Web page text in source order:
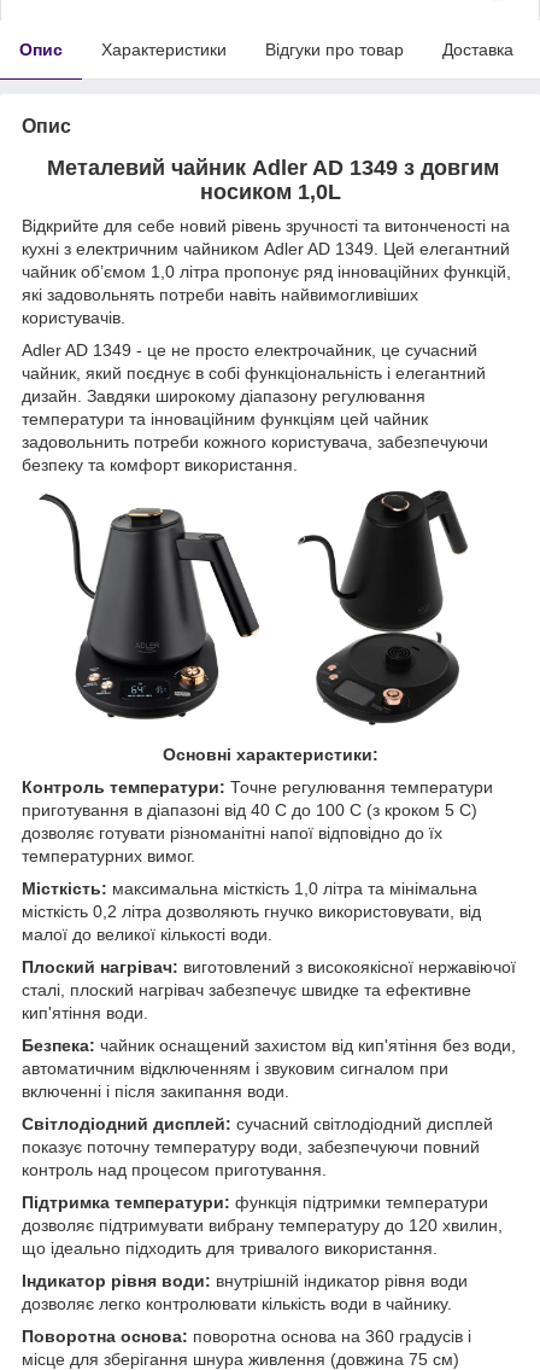
Опис Характеристики Відгуки про товар Доставка
Опис
Металевий чайник Adler AD 1349 з довгим
носиком 1,0L
Відкрийте для себе новий рівень зручності та витонченості на
кухні з електричним чайником Adler AD 1349. Цей елегантний
чайник об’ємом 1,0 літра пропонує ряд інноваційних функцій,
які задовольнять потреби навіть найвимогливіших
користувачів.
Adler AD 1349 - це не просто електрочайник, це сучасний
чайник, який поєднує в собі функціональність і елегантний
дизайн. Завдяки широкому діапазону регулювання
температури та інноваційним функціям цей чайник
задовольнить потреби кожного користувача, забезпечуючи
безпеку та комфорт використання.
Основні характеристики:
Контроль температури: Точне регулювання температури
приготування в діапазоні від 40 C до 100 C (з кроком 5 C)
дозволяє готувати різноманітні напої відповідно до їх
температурних вимог.
Місткість: максимальна місткість 1,0 літра та мінімальна
місткість 0,2 літра дозволяють гнучко використовувати, від
малої до великої кількості води.
Плоский нагрівач: виготовлений з високоякісної нержавіючої
сталі, плоский нагрівач забезпечує швидке та ефективне
кип'ятіння води.
Безпека: чайник оснащений захистом від кип'ятіння без води,
автоматичним відключенням і звуковим сигналом при
включенні і після закипання води.
Світлодіодний дисплей: сучасний світлодіодний дисплей
показує поточну температуру води, забезпечуючи повний
контроль над процесом приготування.
Підтримка температури: функція підтримки температури
дозволяє підтримувати вибрану температуру до 120 хвилин,
що ідеально підходить для тривалого використання.
Індикатор рівня води: внутрішній індикатор рівня води
дозволяє легко контролювати кількість води в чайнику.
Поворотна основа: поворотна основа на 360 градусів і
місце для зберігання шнура живлення (довжина 75 см)